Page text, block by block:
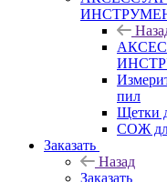
пил
Щетки
СОЖ
Заказать
Назад
Заказать